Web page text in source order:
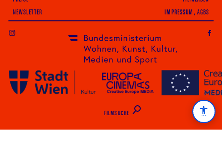
NEWSLETTER IMPRESSUM, AGBS
FILMSUCHE